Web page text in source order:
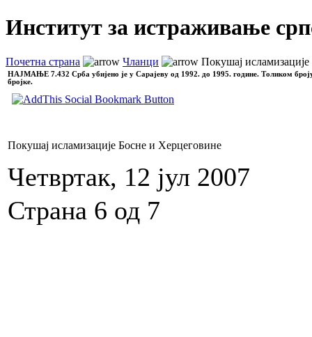
Институт за истраживање
Почетна страна Чланци Покушај
НАЈМАЊЕ 7.432 Срба убијено је у Сарајеву од 1992. до 1995. године. Толиком
бројке.
Покушај исламизације Босне и Херцеговине
Четвртак, 12 јул 2007
Страна 6 од 7